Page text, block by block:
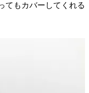
てもカバーしてくれる